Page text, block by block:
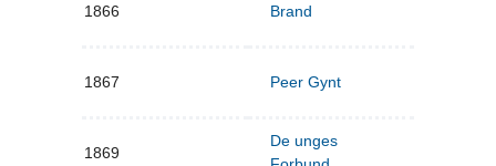
1866 Brand
1867 Peer Gynt
1869
De unges